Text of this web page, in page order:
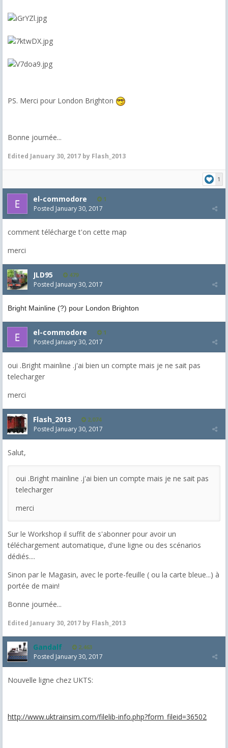
PS. Merci pour London Brighton
Bonne journée...
Edited January 30, 2017 by Flash_2013
1
el-commodore 1
Posted January 30, 2017
comment télécharge t'on cette map
merci
JLD95 479
Posted January 30, 2017
Bright Mainline (?) pour London Brighton
el-commodore 1
Posted January 30, 2017
oui .Bright mainline .j'ai bien un compte mais je ne sait pas
telecharger
merci
Flash_2013 2,074
Posted January 30, 2017
Salut,
oui .Bright mainline .j'ai bien un compte mais je ne sait pas
telecharger
merci
Sur le Workshop il suffit de s'abonner pour avoir un
téléchargement automatique, d'une ligne ou des scénarios
dédiés....
Sinon par le Magasin, avec le porte-feuille ( ou la carte bleue...) à
portée de main!
Bonne journée...
Edited January 30, 2017 by Flash_2013
Gandalf 2,463
Posted January 30, 2017
Nouvelle ligne chez UKTS:
http://www.uktrainsim.com/filelib-info.php?form_fileid=36502